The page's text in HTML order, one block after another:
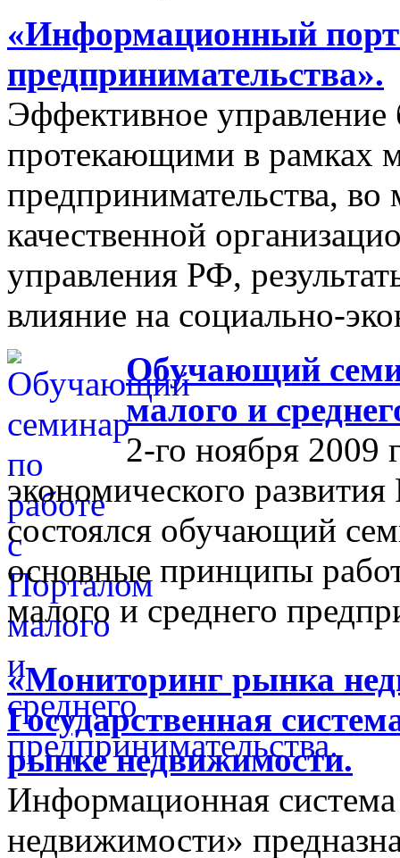
«Информационный
предпринимательства».
Эффективное управление
протекающими в рамках
предпринимательства,
качественной
управления РФ,
влияние на социально-
Обучающий
малого и
2-го ноября 2009
экономического
состоялся обучающий
основные принципы
малого и среднего
«Мониторинг рынка
Государственная
рынке недвижимости.
Информационная
недвижимости»